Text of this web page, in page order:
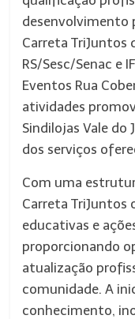
desenvolvimento
Carreta TriJuntos
RS/Sesc/Senac e
Eventos Rua
atividades
Sindilojas Vale do
dos serviços
Com uma
Carreta TriJuntos
educativas e
proporcionando
atualização
comunidade. A
conhecimento,